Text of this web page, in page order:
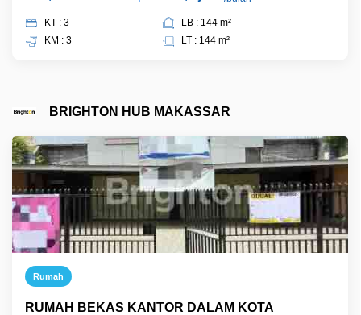
KT : 3
KM : 3
LB : 144 m²
LT : 144 m²
BRIGHTON HUB MAKASSAR
Rumah
RUMAH BEKAS KANTOR DALAM KOTA